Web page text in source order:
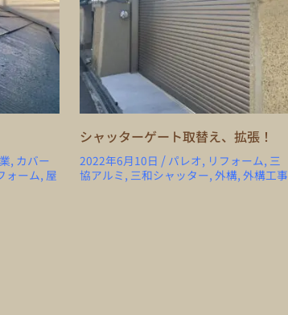
, カバー
ォーム, 屋
シャッターゲート取替え、拡張！
2022年6月10日 / パレオ, リフォーム, 三
協アルミ , 三和シャッター, 外構, 外構工事